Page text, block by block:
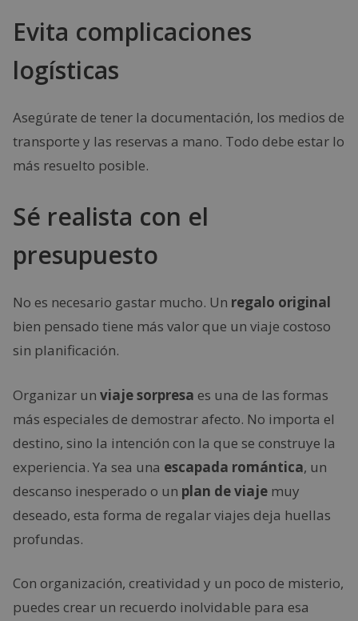
Evita complicaciones
logísticas
Asegúrate de tener la documentación, los medios de
transporte y las reservas a mano. Todo debe estar lo
más resuelto posible.
Sé realista con el
presupuesto
No es necesario gastar mucho. Un regalo original
bien pensado tiene más valor que un viaje costoso
sin planificación.
Organizar un viaje sorpresa es una de las formas
más especiales de demostrar afecto. No importa el
destino, sino la intención con la que se construye la
experiencia. Ya sea una escapada romántica, un
descanso inesperado o un plan de viaje muy
deseado, esta forma de regalar viajes deja huellas
profundas.
Con organización, creatividad y un poco de misterio,
puedes crear un recuerdo inolvidable para esa